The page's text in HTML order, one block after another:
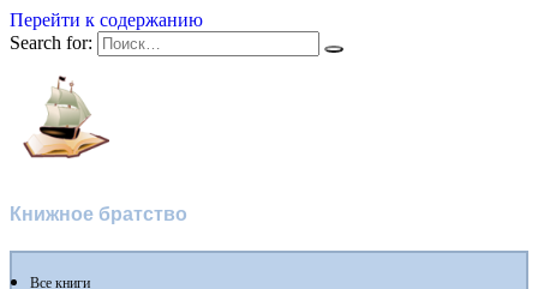
Перейти к содержанию
Search for:
Книжное братство
Все книги